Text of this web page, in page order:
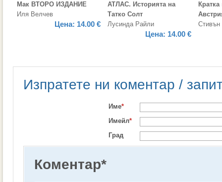
Мак ВТОРО ИЗДАНИЕ
Иля Велчев
Цена: 14.00 €
АТЛАС. Историята на
Татко Солт
Лусинда Райли
Цена: 14.00 €
Изпратете ни коментар /
Име*
Имейл*
Град
Коментар*